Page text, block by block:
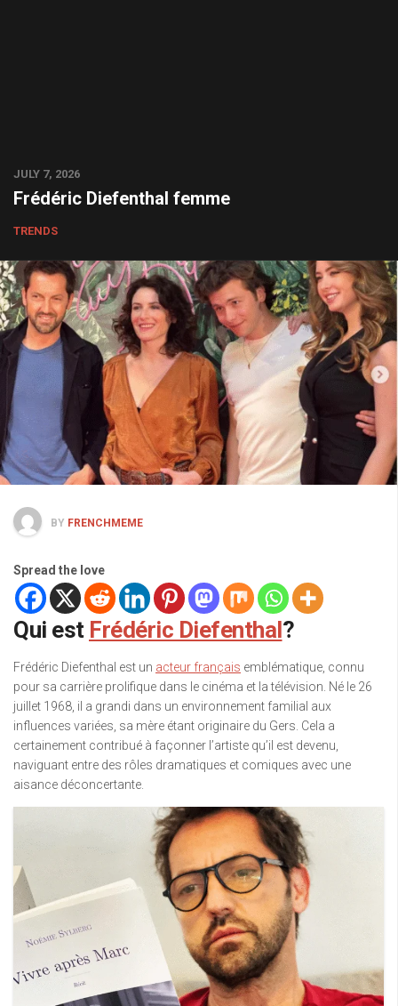
JULY 7, 2026
Frédéric Diefenthal femme
TRENDS
BY FRENCHMEME
Spread the love
Qui est Frédéric Diefenthal?
Frédéric Diefenthal est un acteur français emblématique, connu
pour sa carrière prolifique dans le cinéma et la télévision. Né le 26
juillet 1968, il a grandi dans un environnement familial aux
influences variées, sa mère étant originaire du Gers. Cela a
certainement contribué à façonner l’artiste qu’il est devenu,
naviguant entre des rôles dramatiques et comiques avec une
aisance déconcertante.